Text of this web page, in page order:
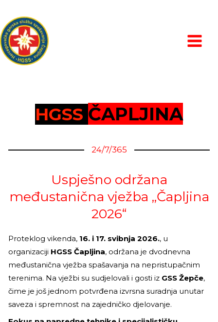
content
HGSS ČAPLJINA
24/7/365
Uspješno održana
međustanična vježba „Čapljina
2026“
Proteklog vikenda, 16. i 17. svibnja 2026., u
organizaciji HGSS Čapljina, održana je dvodnevna
međustanična vježba spašavanja na nepristupačnim
terenima. Na vježbi su sudjelovali i gosti iz GSS Žepče,
čime je još jednom potvrđena izvrsna suradnja unutar
saveza i spremnost na zajedničko djelovanje.